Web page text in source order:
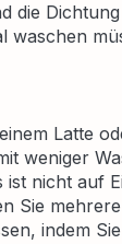
die
waschen
Latte
weniger
ist nicht auf
Sie
indem